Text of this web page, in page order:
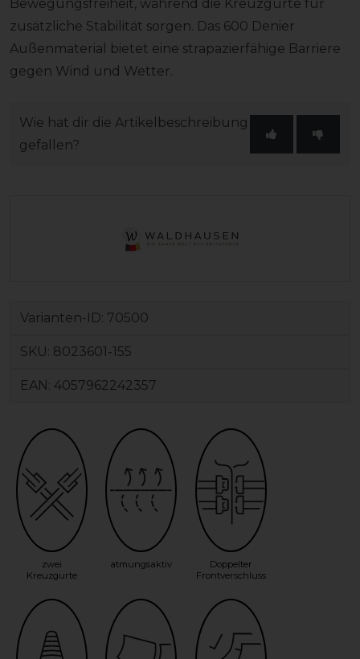
Bewegungsfreiheit, während die Kreuzgurte für
zusätzliche Stabilität sorgen. Das 600 Denier
Außenmaterial bietet eine strapazierfähige Barriere
gegen Wind und Wetter.
Wie hat dir die Artikelbeschreibung
gefallen?
Varianten-ID: 70500
SKU: 8023601-155
EAN: 4057962242357
zwei
Kreuzgurte
atmungsaktiv
Doppelter
Frontverschluss